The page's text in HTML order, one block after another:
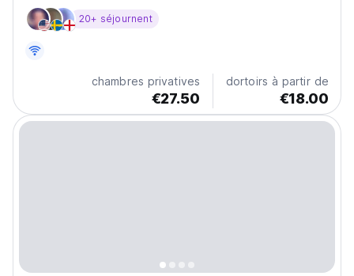
un bâtiment entièrement rénové, au design artistique,
qui vibre autour du thème de la musique.
20+ séjournent
chambres privatives
€27.50
dortoirs à partir de
€18.00